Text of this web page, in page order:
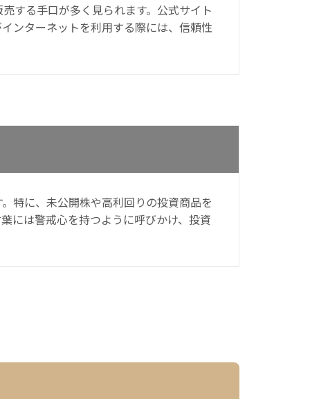
する手口が多く見られます。公式サイト
ンターネットを利用する際には、信頼性
特に、未公開株や高利回りの投資商品を
には警戒心を持つように呼びかけ、投資